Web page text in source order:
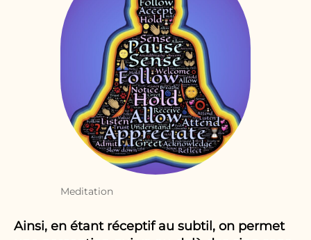
Meditation
Ainsi, en étant réceptif au subtil, on permet